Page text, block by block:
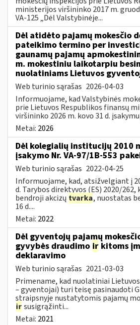
ministerijos viršininko 2017 m.
VA-125 „Dėl Valstybinėje...
Dėl atidėto pajamų mokesčio
pateikimo termino per
gaunamų pajamų
m. mokestiniu laikotarpiu
nuolatiniams Lietuvos
Web turinio sąrašas 2026-04-03
Informuojame, kad Valstybinės
prie Lietuvos Respublikos finansų
viršininko 2026 m. kovo 31 d.
Metai: 2026
Dėl kolegialių institucijų 2010
įsakymo Nr. VA-97/1B-553
Web turinio sąrašas 2022-04-25
Informuojame, kad, atsižvelgiant į
d. Tarybos direktyvos (ES) 2020/
bendroji akcizų tvarka, nuostatas
16 d....
Metai: 2022
Dėl gyventojų pajamų
gyvybės draudimo ir kitoms
deklaravimo
Web turinio sąrašas 2021-03-03
Primename, kad nuolatiniai
– gyventojai) turi teisę pasinaudoti
straipsnyje nustatytomis pajamų
irsusigrąžinti...
Metai: 2021